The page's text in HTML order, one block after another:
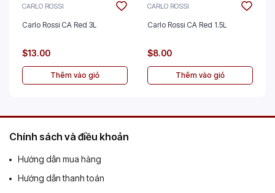
CARLO ROSSI
Carlo Rossi CA Red 3L
$13.00
Thêm vào giỏ
CARLO ROSSI
Carlo Rossi CA Red 1.5L
$8.00
Thêm vào giỏ
Chính sách và điều khoản
Hướng dẫn mua hàng
Hướng dẫn thanh toán